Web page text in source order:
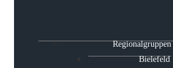
Regionalgruppen
Bielefeld